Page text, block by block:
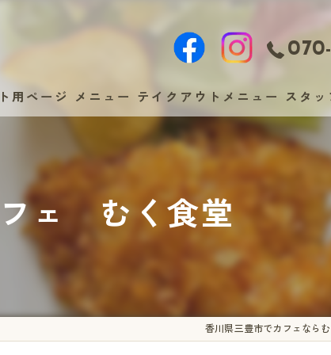
070-
用ページ メニュー テイクアウトメニュー スタッ
ェ むく食堂
香川県三豊市でカフェなら